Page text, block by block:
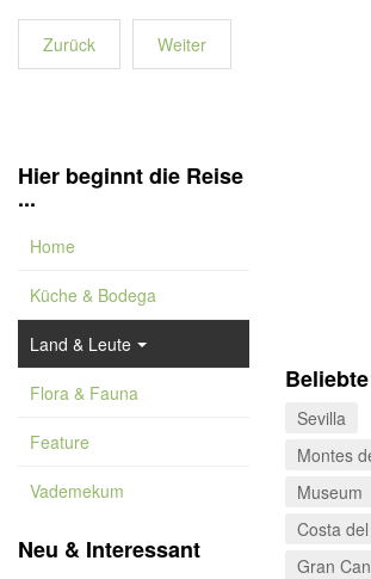
Zurück Weiter
Hier beginnt die Reise
...
Home
Küche & Bodega
Land & Leute
Flora & Fauna
Feature
Vademekum
Neu & Interessant
Sevilla
Montes
Museum
Costa
Gran